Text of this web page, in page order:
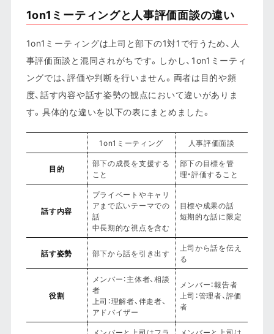
1on1ミーティングと人事評価面談の違い
1on1ミーティングは上司と部下の1対1で行うため、人
事評価面談と混同されがちです。しかし、1on1ミーティ
ングでは、評価や判断を行いません。両者は目的や頻
度、話す内容や話す姿勢の観点において違いがありま
す。具体的な違いを以下の表にまとめました。
1on1ミーティング 人事評価面談
目的
部下の成長を支援する
こと
部下の目標を管
理・評価すること
話す内容
プライベートやキャリ
アまで広いテーマでの
話
中長期的な視点を含む
目標や成果の話
短期的な話に限定
話す姿勢 部下から話を引き出す
上司から話を伝え
る
役割
メンバー：主体者、相談
者
上司：理解者、伴走者、
アドバイザー
メンバー：報告者
上司：管理者、評価
者